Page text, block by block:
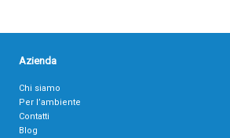
Azienda
Chi siamo
Per l’ambiente
Contatti
Blog